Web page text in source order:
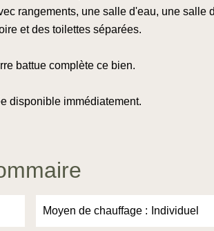
rangements, une salle d'eau, une salle
et des toilettes séparées.
battue complète ce bien.
disponible immédiatement.
Moyen de chauffage Individuel